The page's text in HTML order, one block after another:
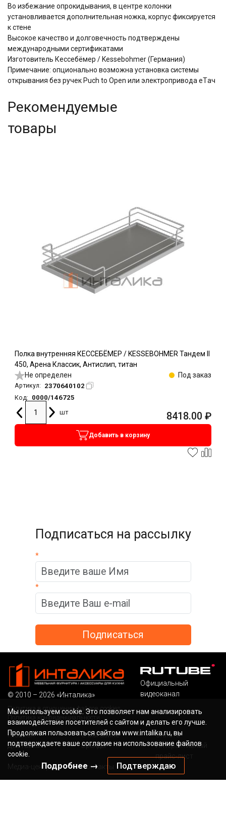
Во избежание опрокидывания, в центре колонки
установливается дополнительная ножка, корпус фиксируется
к стене
Высокое качество и долговечность подтверждены
международными сертификатами
Изготовитель Кессебёмер / Kessebohmer (Германия)
Примечание: опционально возможна установка системы
открывания без ручек Puch to Open или электропривода eTач
Рекомендуемые
товары
Полка внутренняя КЕССЕБЁМЕР / KESSEBOHMER Тандем II
450, Арена Классик, Антислип, титан
Не определен
Под заказ
Артикул: 2370640102
Код:
0000/146725
шт
8418.00 ₽
Добавить в корзину
Подписаться на рассылку
*
*
Мы используем cookie. Это позволяет нам анализировать
взаимодействие посетителей с сайтом и делать его лучше.
Продолжая пользоваться сайтом www.intalika.ru, вы
подтверждаете ваше согласие на использование файлов
cookie.
Подробнее → Подтверждаю
© 2010 – 2026 «Инталика»
Политика в отношении файлов cookies
Политика конфиденциальности
Официальный
видеоканал
Главная О магазине
Оплата
Доставка
Бренды
Интерактивный
прайс-лист
Медиа-центр
Контакты